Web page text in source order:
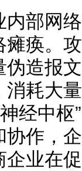
内部网
痪。
造报
耗大
经中
作，
业在